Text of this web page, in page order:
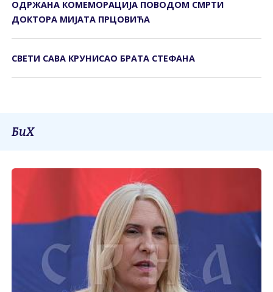
ОДРЖАНА КОМЕМОРАЦИЈА ПОВОДОМ СМРТИ
ДОКТОРА МИЈАТА ПРЦОВИЋА
СВЕТИ САВА КРУНИСАО БРАТА СТЕФАНА
БиХ